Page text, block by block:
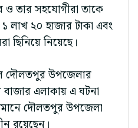
ও তার সহযোগীরা তাকে
লাখ ২০ হাজার টাকা এবং
ছিনিয়ে নিয়েছে।
দৌলতপুর উপজেলার
এলাকায় এ ঘটনা
দৌলতপুর উপজেলা